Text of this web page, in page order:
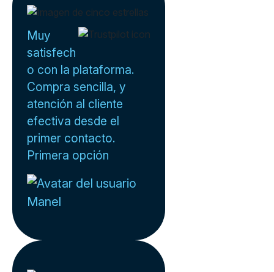
Muy
satisfech
o con la plataforma.
Compra sencilla, y
atención al cliente
efectiva desde el
primer contacto.
Primera opción
Manel